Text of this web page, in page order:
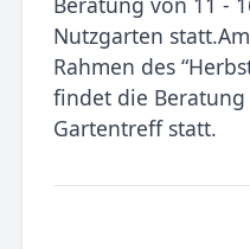
Nutzgarten
Rahmen des
findet die
Gartentreff statt.